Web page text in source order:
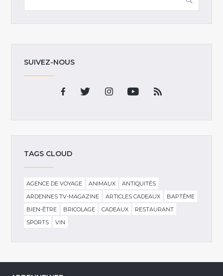
SUIVEZ-NOUS
TAGS CLOUD
AGENCE DE VOYAGE ANIMAUX
ANTIQUITÉS
ARDENNES TV-MAGAZINE
ARTICLES CADEAUX
BAPTÊME
BIEN-ÊTRE
BRICOLAGE CADEAUX
RESTAURANT
SPORTS
VIN